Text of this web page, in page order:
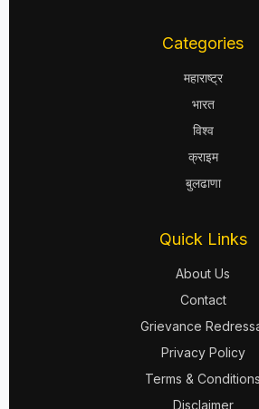
Categories
महाराष्ट्र
भारत
विश्व
क्राइम
बुलढाणा
Quick Links
About Us
Contact
Grievance
Privacy Policy
Terms & Conditions
Disclaimer